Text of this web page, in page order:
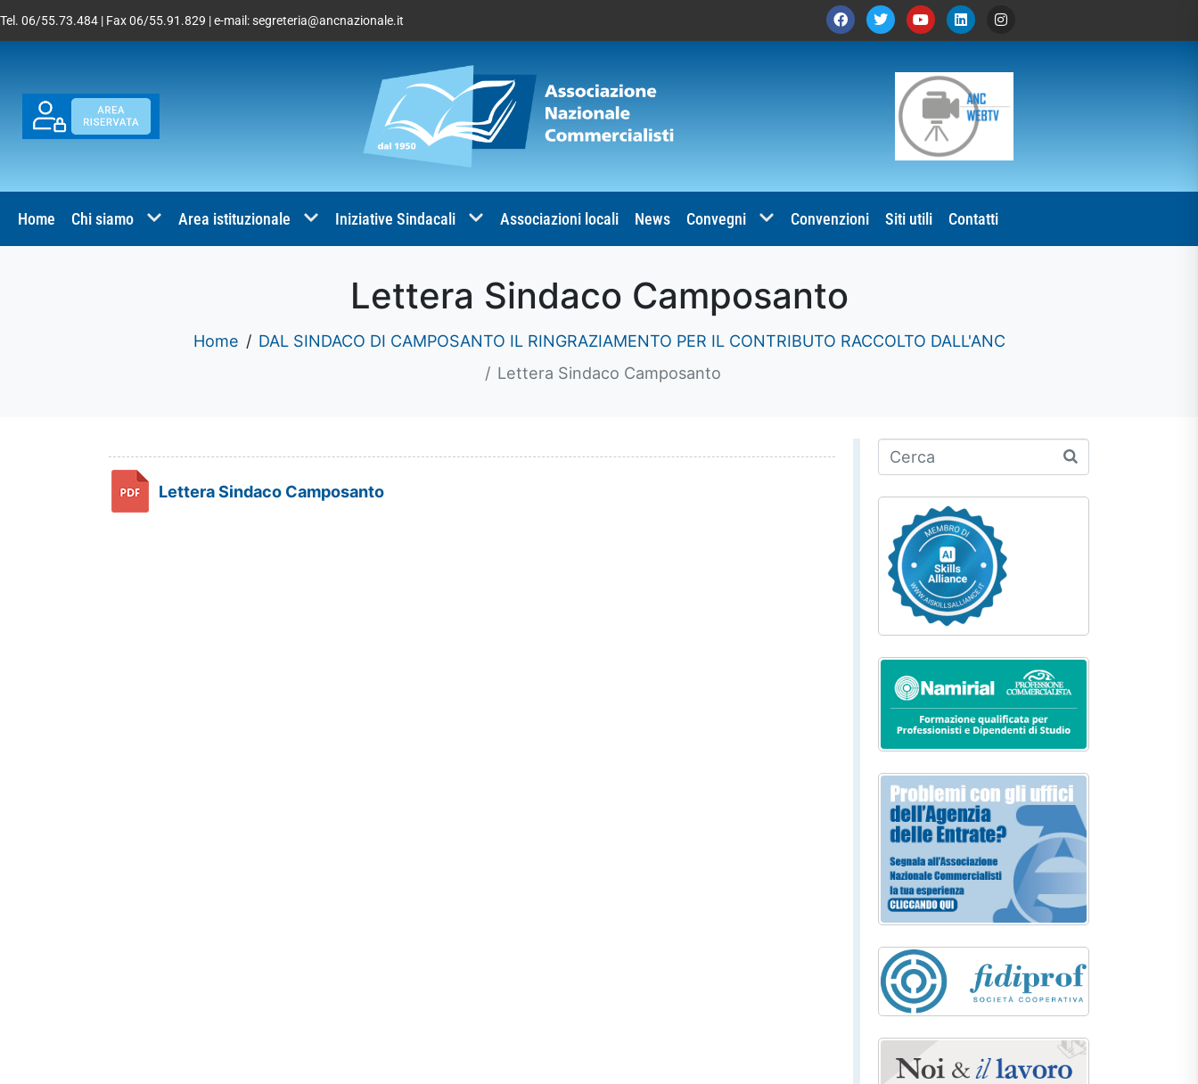
Tel. 06/55.73.484 | Fax 06/55.91.829 | e-mail:segreteria@ancnazionale.it
Home Chi siamo Area istituzionale Iniziative Sindacali Associazioni locali News Convegni Convenzioni Siti utili Contatti
Lettera Sindaco Camposanto
Home
DAL SINDACO DI CAMPOSANTO IL RINGRAZIAMENTO PER IL CONTRIBUTO RACCOLTO DALL'ANC
Lettera Sindaco Camposanto
Lettera Sindaco Camposanto